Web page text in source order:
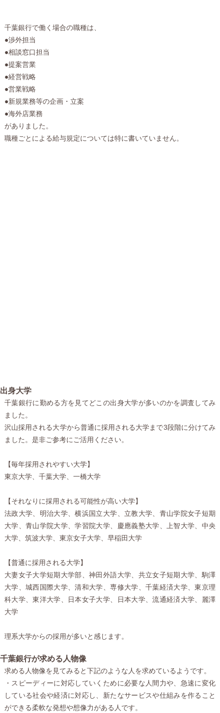
千葉銀行で働く場合の職種は、
●渉外担当
●相談窓口担当
●提案営業
●経営戦略
●営業戦略
●新規業務等の企画・立案
●海外店業務
がありました。
職種ごとによる給与規定については特に書いていません。
出身大学
千葉銀行に勤める方を見てどこの出身大学が多いのかを調査してみ
ました。
沢山採用される大学から普通に採用される大学まで3段階に分けてみ
ました。是非ご参考にご活用ください。
【毎年採用されやすい大学】
東京大学、千葉大学、一橋大学
【それなりに採用される可能性が高い大学】
法政大学、明治大学、横浜国立大学、立教大学、青山学院女子短期
大学、青山学院大学、学習院大学、慶應義塾大学、上智大学、中央
大学、筑波大学、東京女子大学、早稲田大学
【普通に採用される大学】
大妻女子大学短期大学部、神田外語大学、共立女子短期大学、駒澤
大学、城西国際大学、清和大学、専修大学、千葉経済大学、東京理
科大学、東洋大学、日本女子大学、日本大学、流通経済大学、麗澤
大学
理系大学からの採用が多いと感じます。
千葉銀行が求める人物像
求める人物像を見てみると下記のような人を求めているようです。
・スピーディーに対応していくために必要な人間力や、急速に変化
している社会や経済に対応し、新たなサービスや仕組みを作ること
ができる柔軟な発想や想像力がある人です。